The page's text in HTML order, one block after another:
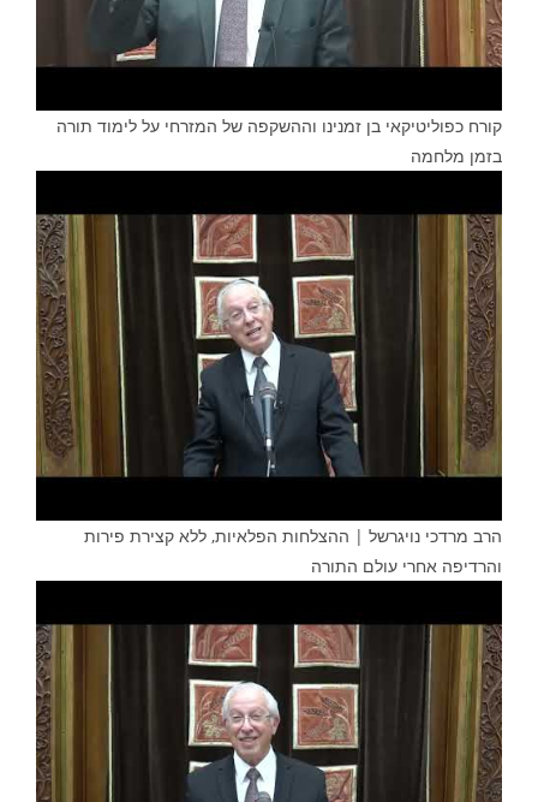
קורח כפוליטיקאי בן זמנינו וההשקפה של המזרחי על לימוד תורה
בזמן מלחמה
הרב מרדכי נויגרשל | ההצלחות הפלאיות, ללא קצירת פירות
והרדיפה אחרי עולם התורה